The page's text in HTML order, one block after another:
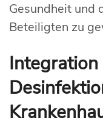
Gesundheit und
Beteiligten zu
Integration